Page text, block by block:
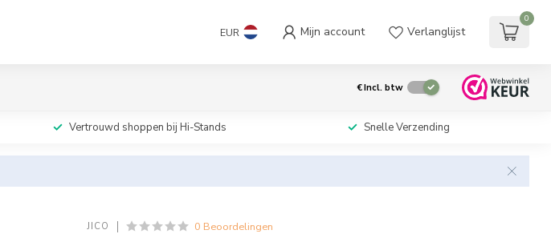
EUR Mijn account Verlanglijst
0
€Incl. btw
Vertrouwd shoppen bij Hi-Stands Snelle Verzending
JICO 0 Beoordelingen